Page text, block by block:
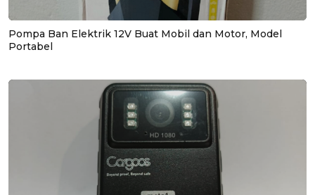
Pompa Ban Elektrik 12V Buat Mobil dan Motor, Model
Portabel